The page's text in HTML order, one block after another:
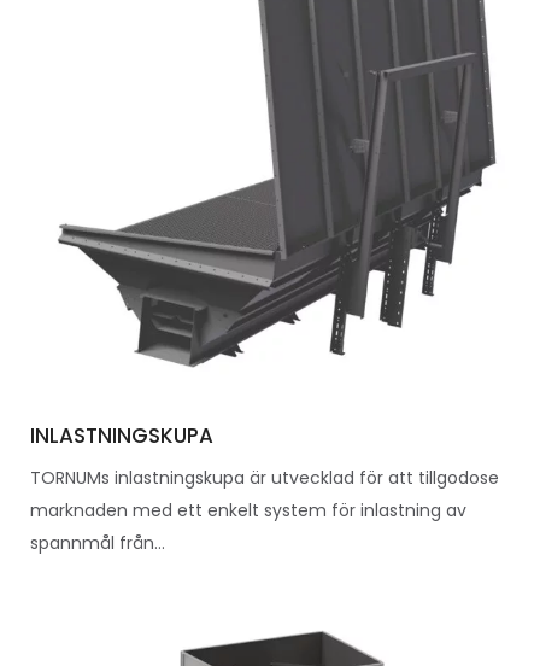
INLASTNINGSKUPA
TORNUMs inlastningskupa är utvecklad för att tillgodose
marknaden med ett enkelt system för inlastning av
spannmål från...